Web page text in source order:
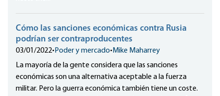
Cómo las sanciones económicas contra Rusia
podrían ser contraproducentes
03/01/2022• Poder y mercado• Mike Maharrey
La mayoría de la gente considera que las sanciones
económicas son una alternativa aceptable a la fuerza
militar. Pero la guerra económica también tiene un coste.